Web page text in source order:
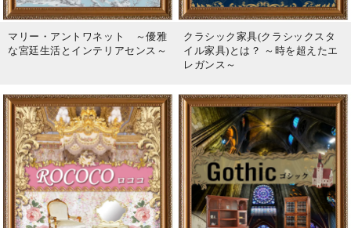
マリー・アントワネット ～優雅
な宮廷生活とインテリアセンス～
クラシック家具(クラシックスタ
イル家具)とは？ ～時を超えたエ
レガンス～